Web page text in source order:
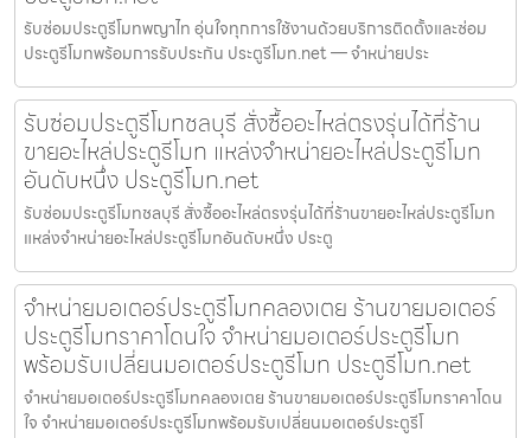
รับซ่อมประตูรีโมทพญาไท อุ่นใจทุกการใช้งานด้วยบริการติดตั้งและซ่อม
ประตูรีโมทพร้อมการรับประกัน ประตูรีโมท.net — จำหน่ายประ
รับซ่อมประตูรีโมทชลบุรี สั่งซื้ออะไหล่ตรงรุ่นได้ที่ร้าน
ขายอะไหล่ประตูรีโมท แหล่งจำหน่ายอะไหล่ประตูรีโมท
อันดับหนึ่ง ประตูรีโมท.net
รับซ่อมประตูรีโมทชลบุรี สั่งซื้ออะไหล่ตรงรุ่นได้ที่ร้านขายอะไหล่ประตูรีโมท
แหล่งจำหน่ายอะไหล่ประตูรีโมทอันดับหนึ่ง ประตู
จำหน่ายมอเตอร์ประตูรีโมทคลองเตย ร้านขายมอเตอร์
ประตูรีโมทราคาโดนใจ จำหน่ายมอเตอร์ประตูรีโมท
พร้อมรับเปลี่ยนมอเตอร์ประตูรีโมท ประตูรีโมท.net
จำหน่ายมอเตอร์ประตูรีโมทคลองเตย ร้านขายมอเตอร์ประตูรีโมทราคาโดน
ใจ จำหน่ายมอเตอร์ประตูรีโมทพร้อมรับเปลี่ยนมอเตอร์ประตูรีโ